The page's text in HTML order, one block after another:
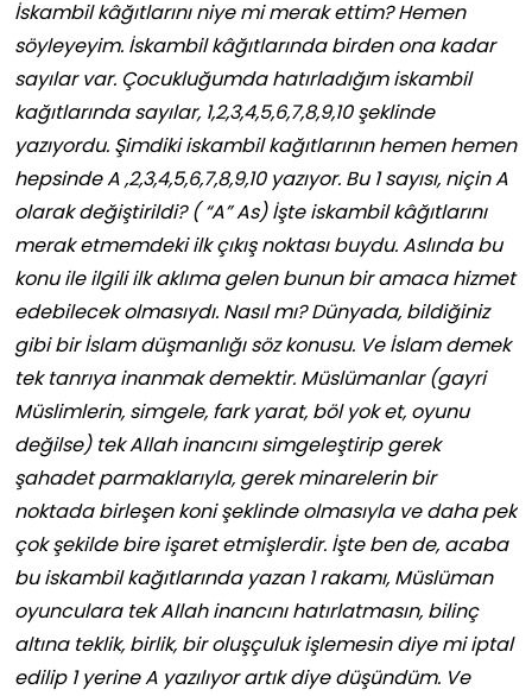
İskambil kâğıtlarını niye mi merak ettim? Hemen
söyleyeyim. İskambil kâğıtlarında birden ona kadar
sayılar var. Çocukluğumda hatırladığım iskambil
kağıtlarında sayılar, 1,2,3,4,5,6,7,8,9,10 şeklinde
yazıyordu. Şimdiki iskambil kağıtlarının hemen hemen
hepsinde A ,2,3,4,5,6,7,8,9,10 yazıyor. Bu 1 sayısı, niçin A
olarak değiştirildi? ( “A” As) İşte iskambil kâğıtlarını
merak etmemdeki ilk çıkış noktası buydu. Aslında bu
konu ile ilgili ilk aklıma gelen bunun bir amaca hizmet
edebilecek olmasıydı. Nasıl mı? Dünyada, bildiğiniz
gibi bir İslam düşmanlığı söz konusu. Ve İslam demek
tek tanrıya inanmak demektir. Müslümanlar (gayri
Müslimlerin, simgele, fark yarat, böl yok et, oyunu
değilse) tek Allah inancını simgeleştirip gerek
şahadet parmaklarıyla, gerek minarelerin bir
noktada birleşen koni şeklinde olmasıyla ve daha pek
çok şekilde bire işaret etmişlerdir. İşte ben de, acaba
bu iskambil kağıtlarında yazan 1 rakamı, Müslüman
oyunculara tek Allah inancını hatırlatmasın, bilinç
altına teklik, birlik, bir oluşçuluk işlemesin diye mi iptal
edilip 1 yerine A yazılıyor artık diye düşündüm. Ve